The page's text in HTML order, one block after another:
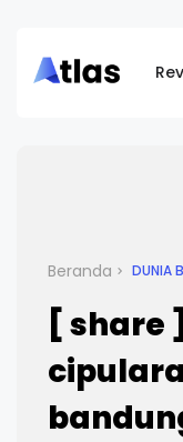
Beranda DUNIA
[ share